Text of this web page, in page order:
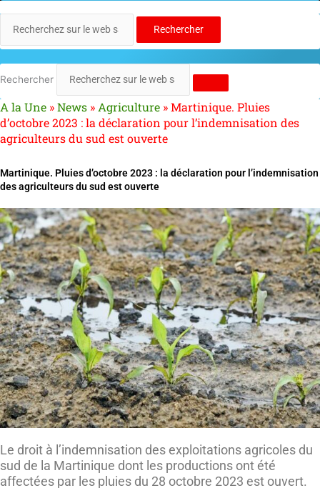
Rechercher
Rechercher
A la Une »News »Agriculture »Martinique. Pluies
d’octobre 2023 : la déclaration pour l’indemnisation des
agriculteurs du sud est ouverte
Martinique. Pluies d’octobre 2023 : la déclaration pour l’indemnisation
des agriculteurs du sud est ouverte
Le droit à l’indemnisation des exploitations agricoles du
sud de la Martinique dont les productions ont été
affectées par les pluies du 28 octobre 2023 est ouvert.